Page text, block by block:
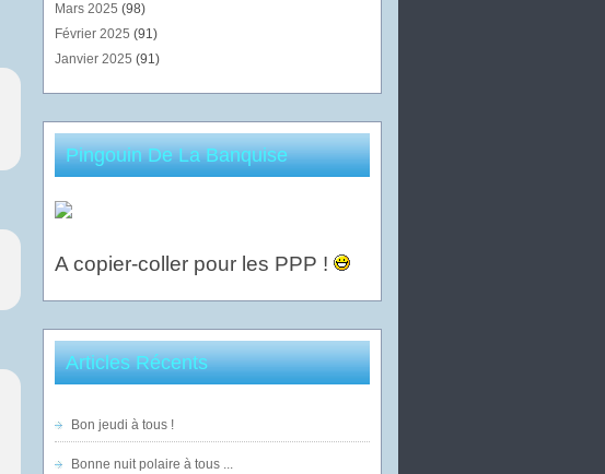
Mars 2025 (98)
Février 2025 (91)
Janvier 2025 (91)
Pingouin De La Banquise
A copier-coller pour les PPP !
Articles Récents
Bon jeudi à tous !
Bonne nuit polaire à tous ...